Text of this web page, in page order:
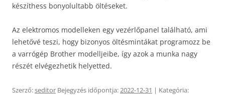
készíthess bonyolultabb öltéseket.
Az elektromos modelleken egy vezérlőpanel található, ami
lehetővé teszi, hogy bizonyos öltésmintákat programozz be
a varrógép Brother modelljeibe, így azok a munka nagy
részét elvégezhetik helyetted.
Szerző:seditor Bejegyzés időpontja:2022-12-31 | Kategória: